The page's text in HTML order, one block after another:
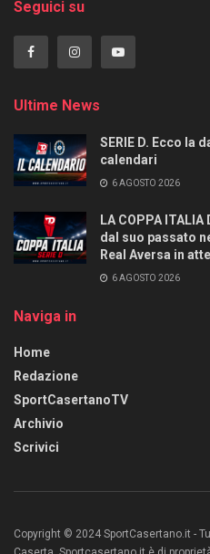
Seguici su
Ultime News
SERIE D. Ecco la
calendari
6 AGOSTO 2026
LA COPPA
dal suo passato
Real Aversa in
6 AGOSTO 2026
Naviga in
Home
Redazione
SportCasertanoTV
Archivio
Scrivici
Copyright © 2024 SportCasertano.it -